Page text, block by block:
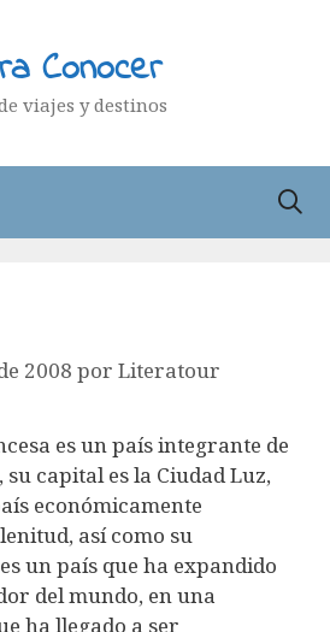
Conocer
viajes y destinos
2008 por Literatour
es un país integrante de
capital es la Ciudad Luz,
económicamente
así como su
un país que ha expandido
del mundo, en una
ha llegado a ser